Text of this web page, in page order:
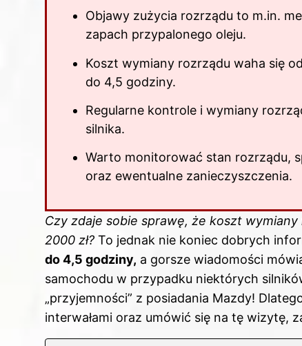
Objawy zużycia rozrządu to m.in.
zapach przypalonego oleju.
Koszt wymiany rozrządu waha się
do 4,5 godziny.
Regularne kontrole i wymiany
silnika.
Warto monitorować stan rozrządu,
oraz ewentualne zanieczyszczenia.
Czy zdaje sobie sprawę, że koszt wymiany
2000 zł? To jednak nie koniec dobrych
do 4,5 godziny, a gorsze wiadomości
samochodu w przypadku niektórych
„przyjemności” z posiadania Mazdy!
interwałami oraz umówić się na tę wizytę,